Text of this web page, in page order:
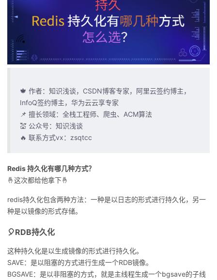
人
主
页
我
的
开
博
客
的
论
我
的
子
我
直
播
的
活
我
的
我
🍁 作者：知识浅谈，CSDN博客专家，阿里云签约博主，
InfoQ签约博主，华为云云享专家
📌 擅长领域：全栈工程师、爬虫、ACM算法
💒 公众号：知识浅谈
🔥 联系方式vx：zsqtcc
Redis 持久化有哪几种方式？
🤞这次都给他拿下🤞
redis持久化包含两种方法：一种是以日志的形式进行持久化，另一
种是以镜像的形式存储。
🎈RDB持久化
这种持久化是以生成镜像的形式进行持久化。
SAVE：是以阻塞的方式进行生成一个RDB镜像。
BGSAVE：是以非阻塞的方式，就是主线程生成一个bgsave的子线